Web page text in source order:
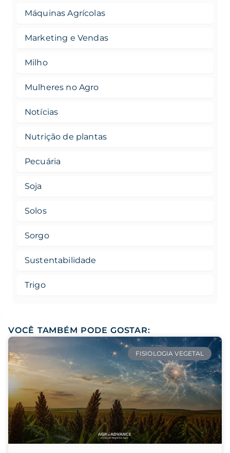
Máquinas Agrícolas
Marketing e Vendas
Milho
Mulheres no Agro
Notícias
Nutrição de plantas
Pecuária
Soja
Solos
Sorgo
Sustentabilidade
Trigo
VOCÊ TAMBÉM PODE GOSTAR:
FISIOLOGIA VEGETAL